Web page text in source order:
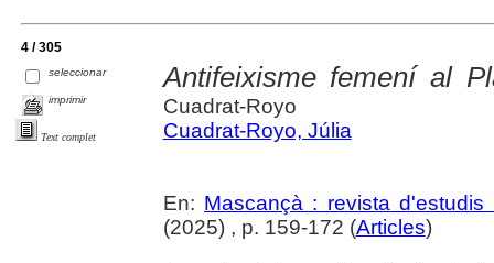
4 / 305
seleccionar
imprimir
Text complet
Antifeixisme femení al
Cuadrat-Royo
Cuadrat-Royo, Júlia
En: Mascançà : revista
(2025) , p. 159-172 (Articles)